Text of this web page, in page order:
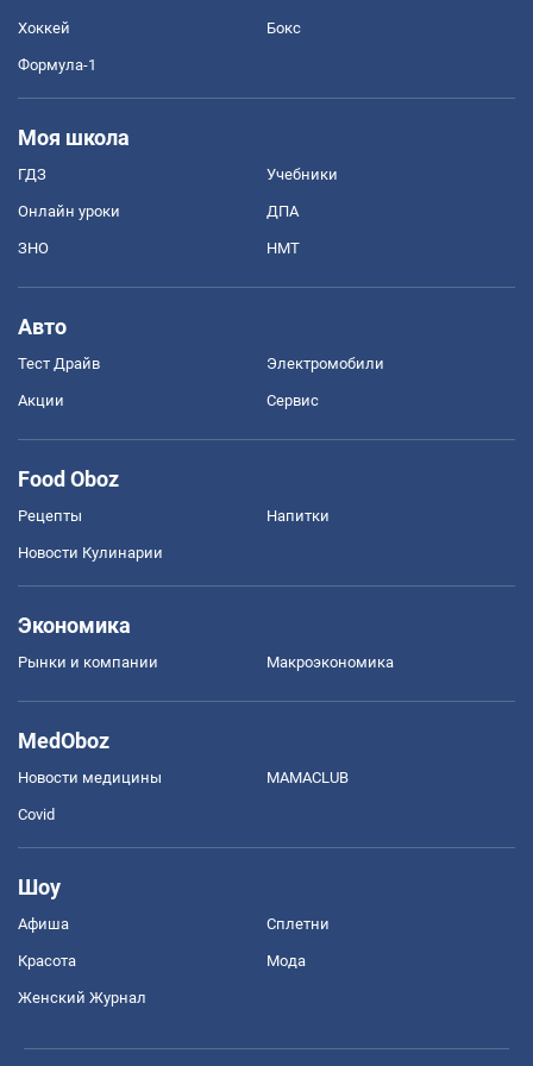
Хоккей Бокс
Формула-1
Моя школа
ГДЗ Учебники
Онлайн уроки ДПА
ЗНО НМТ
Авто
Тест Драйв Электромобили
Акции Сервис
Food Oboz
Рецепты Напитки
Новости Кулинарии
Экономика
Рынки и компании Mакроэкономика
MedOboz
Новости медицины MAMACLUB
Covid
Шоу
Афиша Сплетни
Красота Мода
Женский Журнал